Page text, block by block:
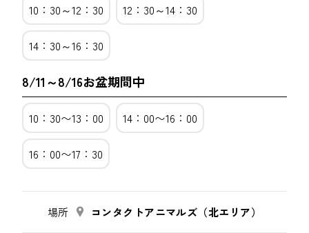
10：30～12：30 12：30～14：30
14：30～16：30
8/11～8/16お盆期間中
10：30〜13：00 14：00〜16：00
16：00〜17：30
場所 コンタクトアニマルズ（北エリア）